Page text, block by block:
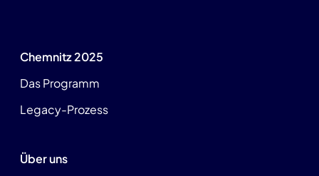
Chemnitz 2025
Das Programm
Legacy-Prozess
Über uns